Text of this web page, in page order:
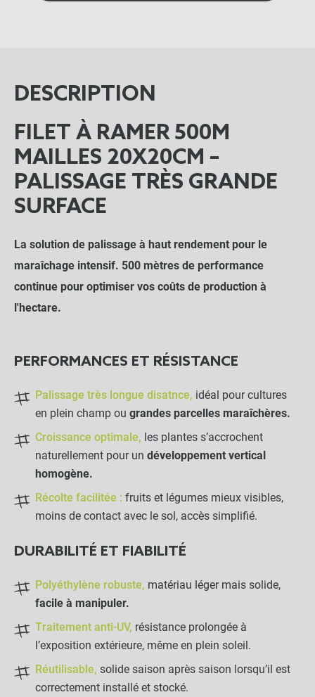
DESCRIPTION
FILET À RAMER 500M
MAILLES 20X20CM –
PALISSAGE TRÈS GRANDE
SURFACE
La solution de palissage à haut rendement pour le
maraîchage intensif. 500 mètres de performance
continue pour optimiser vos coûts de production à
l'hectare.
PERFORMANCES ET RÉSISTANCE
Palissage très longue disatnce, idéal pour cultures
en plein champ ou grandes parcelles maraîchères.
Croissance optimale, les plantes s’accrochent
naturellement pour un développement vertical
homogène.
Récolte facilitée : fruits et légumes mieux visibles,
moins de contact avec le sol, accès simplifié.
DURABILITÉ ET FIABILITÉ
Polyéthylène robuste, matériau léger mais solide,
facile à manipuler.
Traitement anti-UV, résistance prolongée à
l’exposition extérieure, même en plein soleil.
Réutilisable, solide saison après saison lorsqu’il est
correctement installé et stocké.